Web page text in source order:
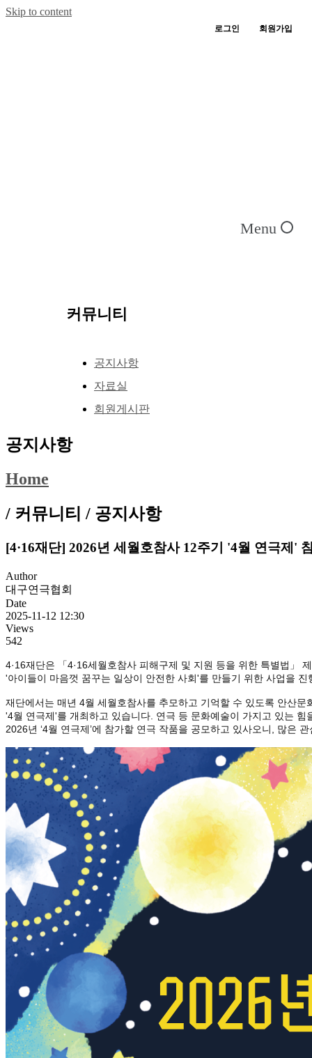
Skip to content
로그인 회원가입
Menu
커뮤니티
공지사항
자료실
회원게시판
공지사항
Home
/ 커뮤니티 / 공지사항
[4·16재단] 2026년 세월호참사 12주기 '4월 연극제'
Author
대구연극협회
Date
2025-11-12 12:30
Views
542
4·16재단은 「4·16세월호참사 피해구제 및 지원 등을 위한 특별법」
'아이들이 마음껏 꿈꾸는 일상이 안전한 사회'를 만들기 위한 사업을
재단에서는 매년 4월 세월호참사를 추모하고 기억할 수 있도록 안산
'4월 연극제'를 개최하고 있습니다. 연극 등 문화예술이 가지고 있는
2026년 ‘4월 연극제’에 참가할 연극 작품을 공모하고 있사오니, 많은